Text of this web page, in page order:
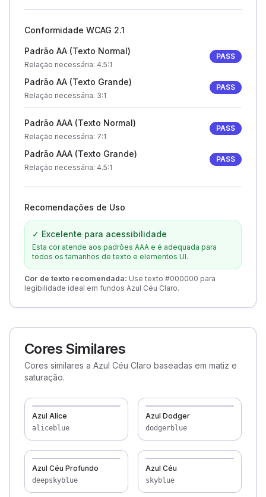
Conformidade WCAG 2.1
Padrão AA (Texto Normal)
Relação necessária: 4.5:1
PASS
Padrão AA (Texto Grande)
Relação necessária: 3:1
PASS
Padrão AAA (Texto Normal)
Relação necessária: 7:1
PASS
Padrão AAA (Texto Grande)
Relação necessária: 4.5:1
PASS
Recomendações de Uso
✓ Excelente para acessibilidade
Esta cor atende aos padrões AAA e é adequada para
todos os tamanhos de texto e elementos UI.
Cor de texto recomendada: Use texto #000000 para
legibilidade ideal em fundos Azul Céu Claro.
Cores Similares
Cores similares a Azul Céu Claro baseadas em matiz e
saturação.
Azul Alice
aliceblue
Azul Dodger
dodgerblue
Azul Céu Profundo
deepskyblue
Azul Céu
skyblue